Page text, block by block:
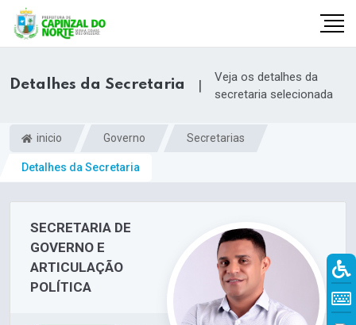
Detalhes da Secretaria |
Veja os detalhes da
secretaria selecionada
inicio Governo Secretarias
Detalhes da Secretaria
SECRETARIA DE
GOVERNO E
ARTICULAÇÃO
POLÍTICA